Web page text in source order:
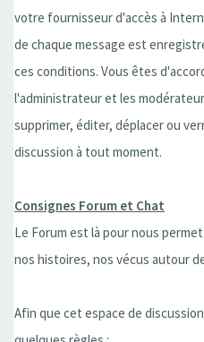
votre fournisseur d'accès à
de chaque message est
ces conditions. Vous êtes
l'administrateur et les
supprimer, éditer, déplacer ou
discussion à tout moment.
Consignes Forum et Chat
Le Forum est là pour nous
nos histoires, nos vécus autour
Afin que cet espace de